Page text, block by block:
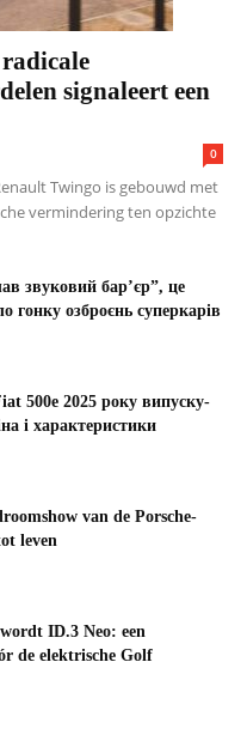
signaleert een
0
Twingo is gebouwd met
vermindering ten opzichte
звуковий бар’єр”, це
гонку озброєнь суперкарів
500e 2025 року випуску-
і характеристики
van de Porsche-
leven
ID.3 Neo: een
de elektrische Golf